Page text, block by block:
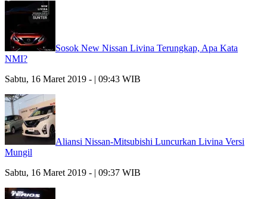
Sosok New Nissan Livina Terungkap, Apa Kata
NMI?
Sabtu, 16 Maret 2019 - | 09:43 WIB
Aliansi Nissan-Mitsubishi Luncurkan Livina Versi
Mungil
Sabtu, 16 Maret 2019 - | 09:37 WIB